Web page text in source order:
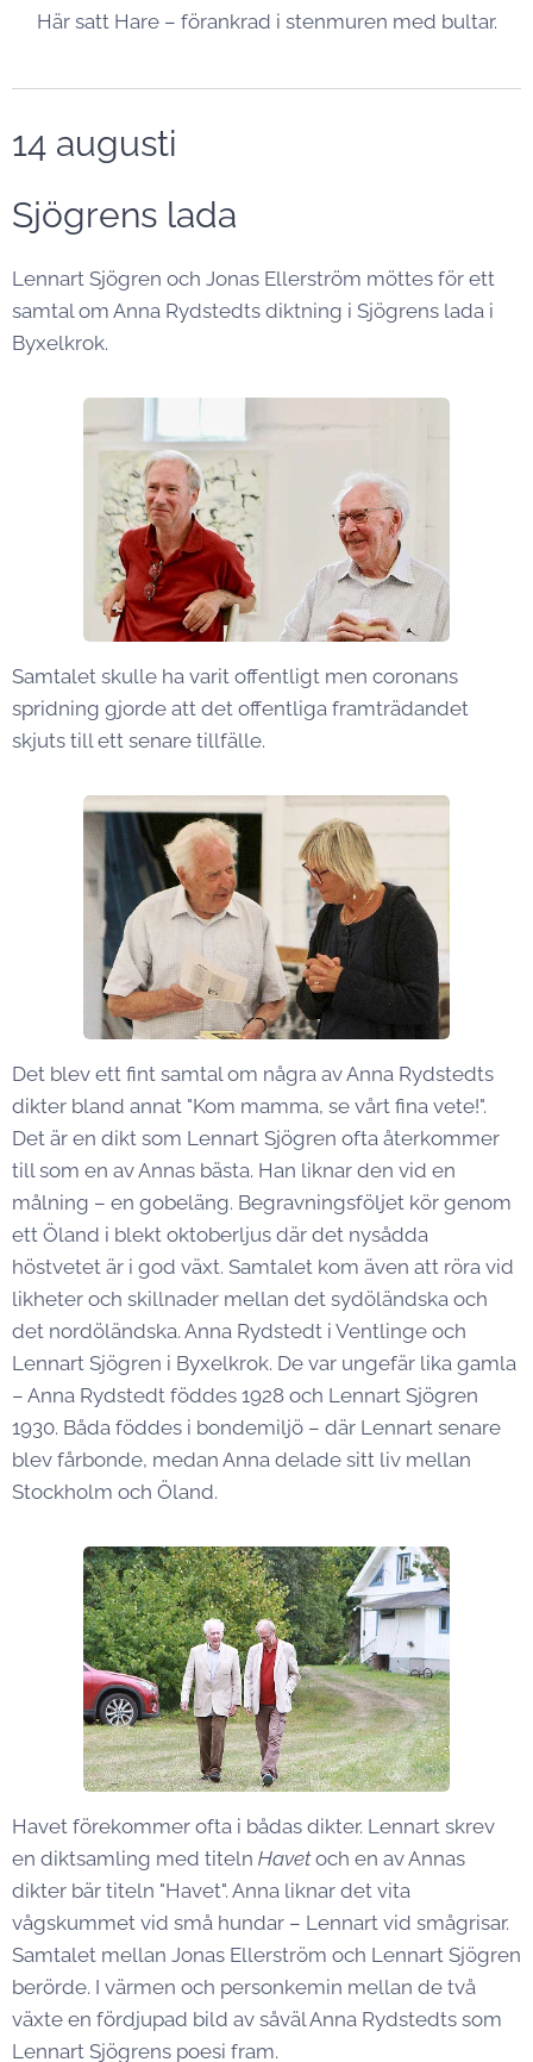
Här satt Hare – förankrad i stenmuren med bultar.
14 augusti
Sjögrens lada
Lennart Sjögren och Jonas Ellerström möttes för ett
samtal om Anna Rydstedts diktning i Sjögrens lada i
Byxelkrok.
Samtalet skulle ha varit offentligt men coronans
spridning gjorde att det offentliga framträdandet
skjuts till ett senare tillfälle.
Det blev ett fint samtal om några av Anna Rydstedts
dikter bland annat "Kom mamma, se vårt fina vete!".
Det är en dikt som Lennart Sjögren ofta återkommer
till som en av Annas bästa. Han liknar den vid en
målning – en gobeläng. Begravningsföljet kör genom
ett Öland i blekt oktoberljus där det nysådda
höstvetet är i god växt. Samtalet kom även att röra vid
likheter och skillnader mellan det sydöländska och
det nordöländska. Anna Rydstedt i Ventlinge och
Lennart Sjögren i Byxelkrok. De var ungefär lika gamla
– Anna Rydstedt föddes 1928 och Lennart Sjögren
1930. Båda föddes i bondemiljö – där Lennart senare
blev fårbonde, medan Anna delade sitt liv mellan
Stockholm och Öland.
Havet förekommer ofta i bådas dikter. Lennart skrev
en diktsamling med titeln Havetoch en av Annas
dikter bär titeln "Havet". Anna liknar det vita
vågskummet vid små hundar – Lennart vid smågrisar.
Samtalet mellan Jonas Ellerström och Lennart Sjögren
berörde. I värmen och personkemin mellan de två
växte en fördjupad bild av såväl Anna Rydstedts som
Lennart Sjögrens poesi fram.